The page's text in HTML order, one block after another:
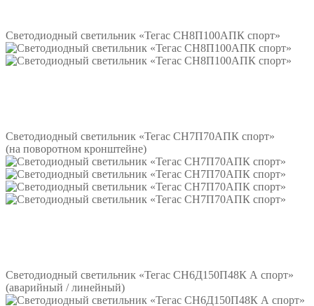
Светодиодный светильник «Тегас СН8П100АПК спорт»
Светодиодный светильник «Тегас СН7П70АПК спорт»
(на поворотном кронштейне)
Светодиодный светильник «Тегас СН6Д150П48К А спорт»
(аварийный / линейный)